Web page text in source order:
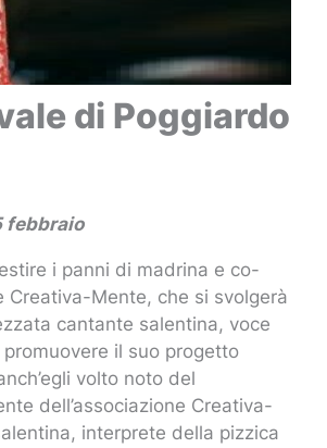
di Poggiardo
febbraio
i panni di madrina e co-
Creativa-Mente, che si svolgerà
cantante salentina, voce
il suo progetto
volto noto del
dell’associazione Creativa-
interprete della pizzica